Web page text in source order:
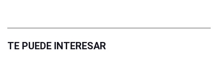
TE PUEDE INTERESAR